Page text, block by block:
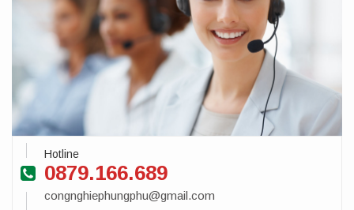
Hotline
0879.166.689
congnghiephungphu@gmail.com